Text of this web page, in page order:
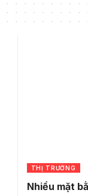
THỊ TRƯỜNG
Nhiều mặt